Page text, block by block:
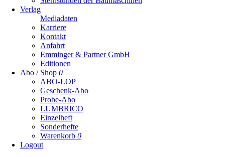
Verlag
Mediadaten
Karriere
Kontakt
Anfahrt
Emminger & Partner GmbH
Editionen
Abo / Shop 0
ABO-LOP
Geschenk-Abo
Probe-Abo
LUMBRICO
Einzelheft
Sonderhefte
Warenkorb 0
Logout